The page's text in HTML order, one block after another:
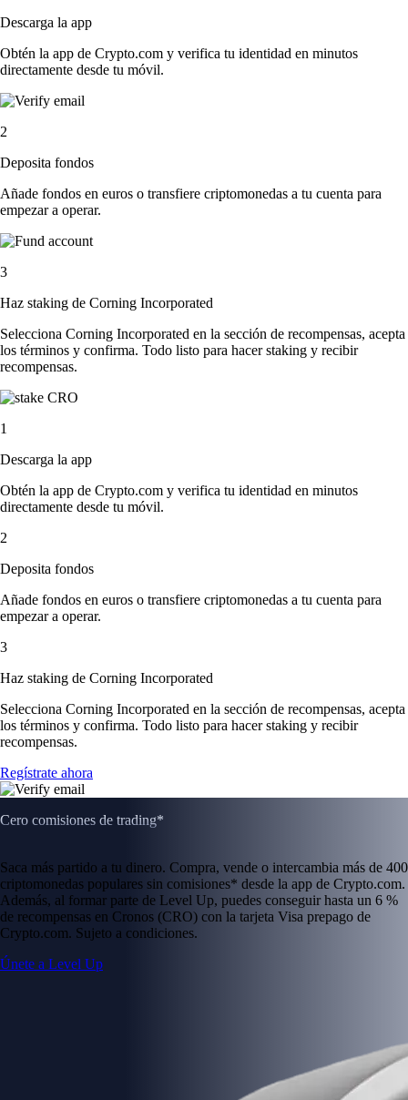
Descarga la app
Obtén la app de Crypto.com y verifica tu identidad en minutos
directamente desde tu móvil.
2
Deposita fondos
Añade fondos en euros o transfiere criptomonedas a tu cuenta para
empezar a operar.
3
Haz staking de Corning Incorporated
Selecciona Corning Incorporated en la sección de recompensas, acepta
los términos y confirma. Todo listo para hacer staking y recibir
recompensas.
1
Descarga la app
Obtén la app de Crypto.com y verifica tu identidad en minutos
directamente desde tu móvil.
2
Deposita fondos
Añade fondos en euros o transfiere criptomonedas a tu cuenta para
empezar a operar.
3
Haz staking de Corning Incorporated
Selecciona Corning Incorporated en la sección de recompensas, acepta
los términos y confirma. Todo listo para hacer staking y recibir
recompensas.
Regístrate ahora
Cero comisiones de trading*
Saca más partido a tu dinero. Compra, vende o intercambia más de 400
criptomonedas populares sin comisiones* desde la app de Crypto.com.
Además, al formar parte de Level Up, puedes conseguir hasta un 6 %
de recompensas en Cronos (CRO) con la tarjeta Visa prepago de
Crypto.com. Sujeto a condiciones.
Únete a Level Up